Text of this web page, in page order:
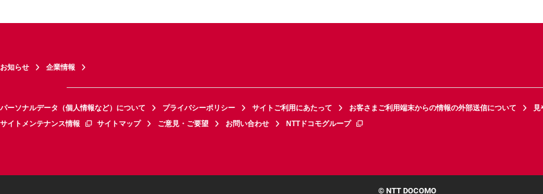
お知らせ 企業情報
パーソナルデータ（個人情報など）について プライバシーポリシー サイトご利用にあたって お客さまご利用端末からの情報の外部送信について
見
サイトメンテナンス情報
サイトマップ ご意見・ご要望 お問い合わせ NTTドコモグループ
© NTT DOCOMO